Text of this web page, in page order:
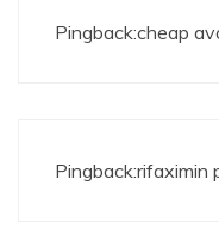
Pingback:cheap
Pingback:rifaximin